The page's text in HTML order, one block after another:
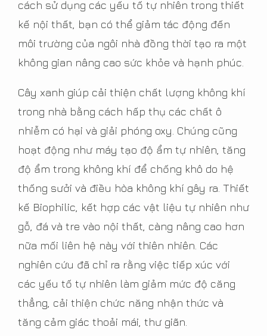
cách sử dụng các yếu tố tự nhiên trong thiết
kế nội thất, bạn có thể giảm tác động đến
môi trường của ngôi nhà đồng thời tạo ra một
không gian nâng cao sức khỏe và hạnh phúc.
Cây xanh giúp cải thiện chất lượng không khí
trong nhà bằng cách hấp thụ các chất ô
nhiễm có hại và giải phóng oxy. Chúng cũng
hoạt động như máy tạo độ ẩm tự nhiên, tăng
độ ẩm trong không khí để chống khô do hệ
thống sưởi và điều hòa không khí gây ra. Thiết
kế Biophilic, kết hợp các vật liệu tự nhiên như
gỗ, đá và tre vào nội thất, càng nâng cao hơn
nữa mối liên hệ này với thiên nhiên. Các
nghiên cứu đã chỉ ra rằng việc tiếp xúc với
các yếu tố tự nhiên làm giảm mức độ căng
thẳng, cải thiện chức năng nhận thức và
tăng cảm giác thoải mái, thư giãn.